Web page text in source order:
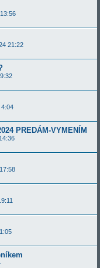
21:22
4:04
PREDÁM-VYMENÍM